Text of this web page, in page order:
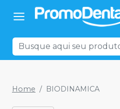
Home BIODINAMICA